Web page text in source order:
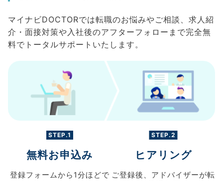
マイナビDOCTORでは転職のお悩みやご相談、求人紹
介・面接対策や入社後のアフターフォローまで完全無
料でトータルサポートいたします。
STEP.1
無料お申込み
登録フォームから 1分ほどで
STEP.2
ヒアリング
ご登録後、 アドバイザーが転